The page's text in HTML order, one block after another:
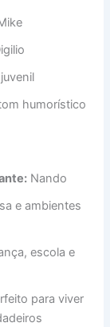
humorístico
Nando
e ambientes
escola e
para viver